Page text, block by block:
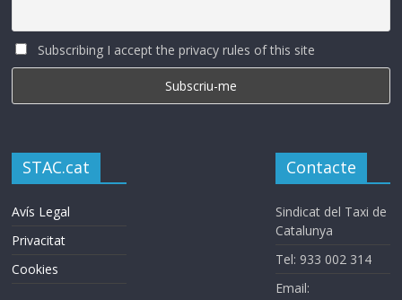
Subscribing I accept the privacy rules of this site
STAC.cat
Avís Legal
Privacitat
Cookies
Contacte
Sindicat del Taxi de
Catalunya
Tel: 933 002 314
Email: